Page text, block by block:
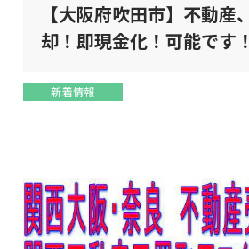
【大阪府吹田市】不動産
却！即現金化！可能です！
新着情報